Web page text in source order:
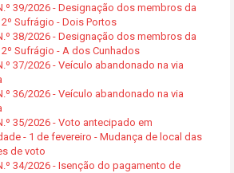
39/2026 - Designação dos membros da
Sufrágio - Dois Portos
38/2026 - Designação dos membros da
Sufrágio - A dos Cunhados
37/2026 - Veículo abandonado na via
36/2026 - Veículo abandonado na via
35/2026 - Voto antecipado em
- 1 de fevereiro - Mudança de local das
de voto
34/2026 - Isenção do pagamento de